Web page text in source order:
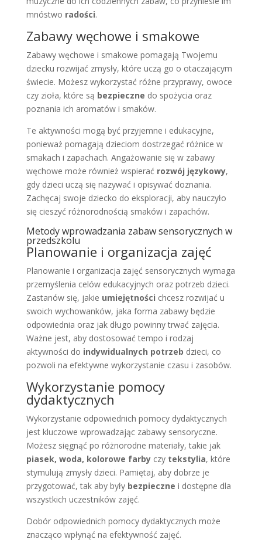
mnóstwo radości.
Zabawy węchowe i smakowe
Zabawy węchowe i smakowe pomagają Twojemu
dziecku rozwijać zmysły, które uczą go o otaczającym
świecie. Możesz wykorzystać różne przyprawy, owoce
czy zioła, które są bezpieczne do spożycia oraz
poznania ich aromatów i smaków.
Te aktywności mogą być przyjemne i edukacyjne,
ponieważ pomagają dzieciom dostrzegać różnice w
smakach i zapachach. Angażowanie się w zabawy
węchowe może również wspierać rozwój językowy,
gdy dzieci uczą się nazywać i opisywać doznania.
Zachęcaj swoje dziecko do eksploracji, aby nauczyło
się cieszyć różnorodnością smaków i zapachów.
Metody wprowadzania zabaw sensorycznych w
przedszkolu
Planowanie i organizacja zajęć
Planowanie i organizacja zajęć sensorycznych wymaga
przemyślenia celów edukacyjnych oraz potrzeb dzieci.
Zastanów się, jakie umiejętności chcesz rozwijać u
swoich wychowanków, jaka forma zabawy będzie
odpowiednia oraz jak długo powinny trwać zajęcia.
Ważne jest, aby dostosować tempo i rodzaj
aktywności do indywidualnych potrzeb dzieci, co
pozwoli na efektywne wykorzystanie czasu i zasobów.
Wykorzystanie pomocy
dydaktycznych
Wykorzystanie odpowiednich pomocy dydaktycznych
jest kluczowe wprowadzając zabawy sensoryczne.
Możesz sięgnąć po różnorodne materiały, takie jak
piasek, woda, kolorowe farbyczy tekstylia, które
stymulują zmysły dzieci. Pamiętaj, aby dobrze je
przygotować, tak aby były bezpieczne i dostępne dla
wszystkich uczestników zajęć.
Dobór odpowiednich pomocy dydaktycznych może
znacząco wpłynąć na efektywność zajęć.